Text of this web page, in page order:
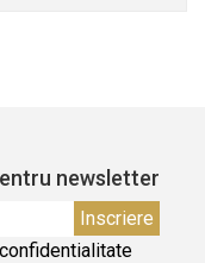
newsletter